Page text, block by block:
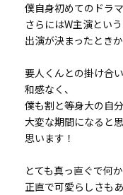
僕自身初めてのドラ
さらにはW主演とい
出演が決まったとき
要人くんとの掛け合
和感なく、
僕も割と等身大の自
大変な期間になると
思います！
とても真っ直ぐで何
正直で可愛らしさも